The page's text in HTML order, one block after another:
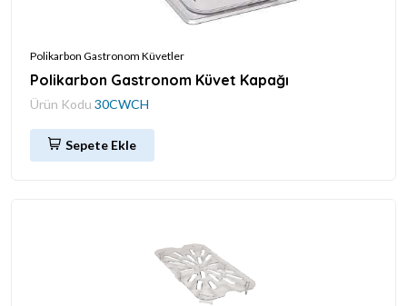
Polikarbon Gastronom Küvetler
Polikarbon Gastronom Küvet Kapağı
Ürün Kodu 30CWCH
Sepete Ekle